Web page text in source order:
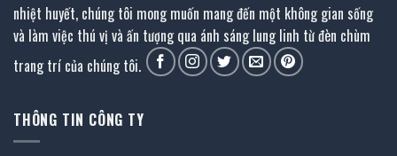
nhiệt huyết, chúng tôi mong muốn mang đến một không gian sống
và làm việc thú vị và ấn tượng qua ánh sáng lung linh từ đèn chùm
trang trí của chúng tôi.
THÔNG TIN CÔNG TY